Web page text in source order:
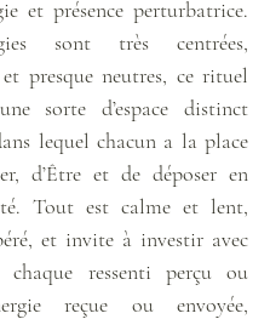
et présence perturbatrice.
sont très centrées,
presque neutres, ce rituel
sorte d’espace distinct
lequel chacun a la place
d’Être et de déposer en
Tout est calme et lent,
et invite à investir avec
chaque ressenti perçu ou
reçue ou envoyée,